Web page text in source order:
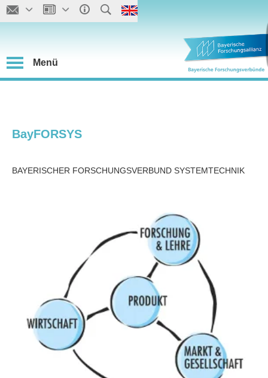
Menü
BayFORSYS
BAYERISCHER FORSCHUNGSVERBUND SYSTEMTECHNIK